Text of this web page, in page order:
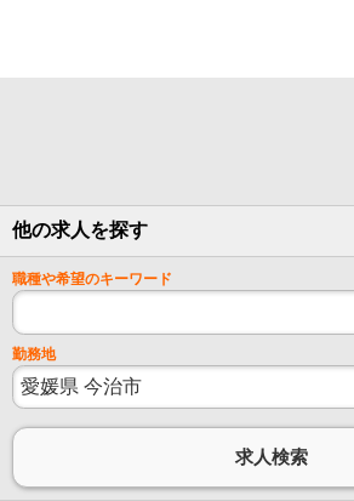
他の求人を探す
職種や希望のキーワード
勤務地